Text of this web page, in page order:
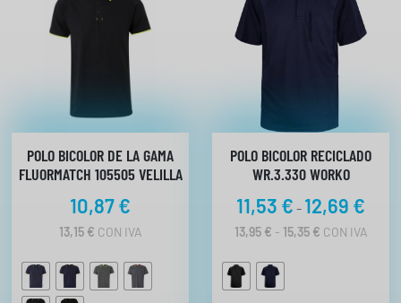
POLO BICOLOR DE LA GAMA
FLUORMATCH 105505 VELILLA
10,87€
13,15 € CON IVA
POLO BICOLOR RECICLADO
WR.3.330 WORKO
11,53 € - 12,69 €
13,95 € - 15,35 €RCON IVA